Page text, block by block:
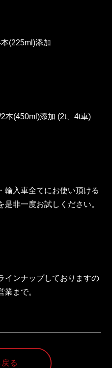
(225ml)添加
本(450ml)添加 (2t、4t車)
輸入車全てにお使い頂ける
非一度お試しください。
インナップしておりますの
業まで。
る